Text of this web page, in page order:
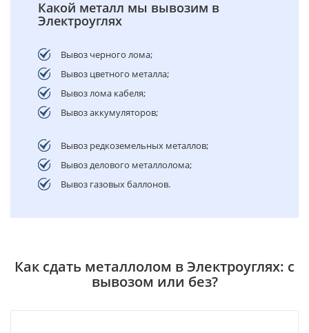
Какой металл мы вывозим в
Электроуглях
Вывоз черного лома;
Вывоз цветного металла;
Вывоз лома кабеля;
Вывоз аккумуляторов;
Вывоз редкоземельных металлов;
Вывоз делового металлолома;
Вывоз газовых баллонов.
Как сдать металлолом в Электроуглях: с
вывозом или без?